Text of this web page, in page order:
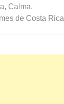
Calma,
de Costa Rica